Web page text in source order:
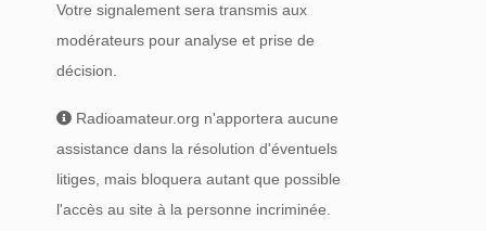
Votre signalement sera transmis aux
modérateurs pour analyse et prise de
décision.
Radioamateur.org n'apportera aucune
assistance dans la résolution d'éventuels
litiges, mais bloquera autant que possible
l'accès au site à la personne incriminée.